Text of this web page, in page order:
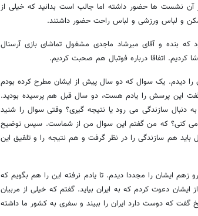
آن نشست ها حضور داشته اما جالب است بدانید که خیلی از
و لباس ورزشی و لباس راحت حضور داشتند.
بنده و آقای میرشاد ماجدی مشغول تماشای بازی آرسنال
کردیم. اتفاقا درباره فوتبال هم صحبت کردیم.
دیدم. یک سوال که دو سال پیش از ایشان مطرح کرده بودم
گفت این پرسش را یادم هست، دو سال قبل هم پرسیده بودید.
دنبال سازندگی می رود یا نتیجه گیری؟ وقتی سوال را شنید
می کنی؟ که من گفتم این سوال من از شماست. سپس توضیح
هم سازندگی را در نظر گرفت و هم نتیجه را و تلفیق این
زهم ایشان را مجددا دیدم. تا یادم نرفته این را هم بگویم که
دعوت کردم که به ایران بیاید. گفتم که خیلی از مربیان
گفت که دوست دارد ایران را ببیند و سفری به کشور ما داشته